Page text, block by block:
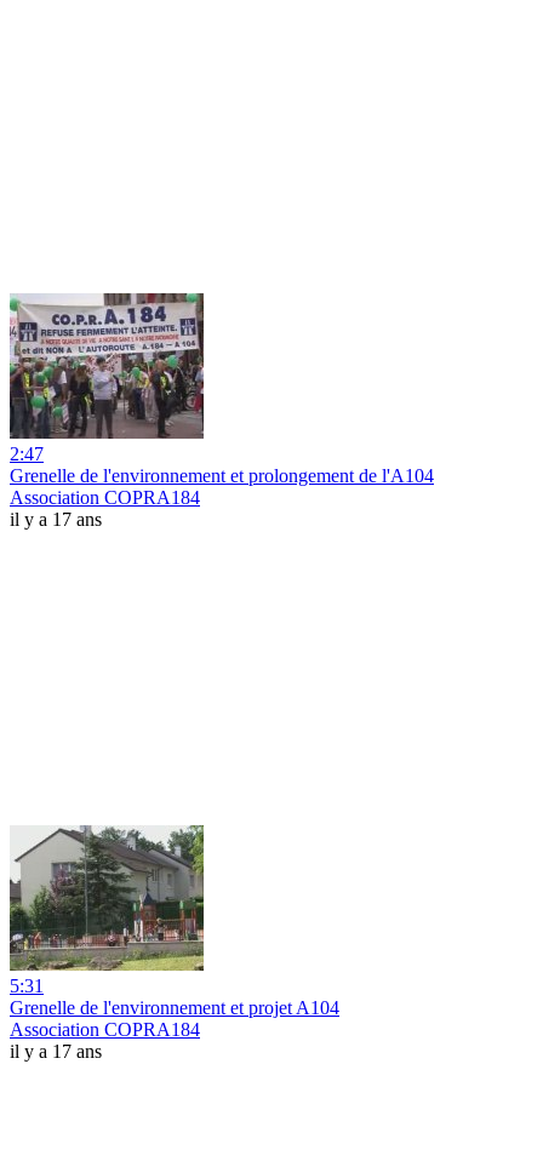
2:47
Grenelle de l'environnement et prolongement de l'A104
Association COPRA184
il y a 17 ans
5:31
Grenelle de l'environnement et projet A104
Association COPRA184
il y a 17 ans